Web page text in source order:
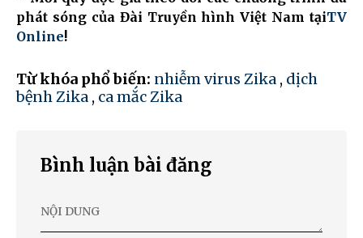
phát sóng của Đài Truyền hình Việt Nam tạiTV
Online!
Từ khóa phổ biến: nhiễm virus Zika , dịch
bệnh Zika , ca mắc Zika
Bình luận bài đăng